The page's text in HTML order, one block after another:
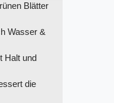
Blätter
Wasser &
Halt und
die